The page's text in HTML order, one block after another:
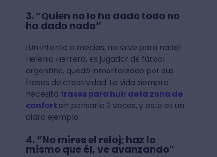
3. “Quien no lo ha dado todo no
ha dado nada”
¡Un intento a medias, no sirve para nada!
Helenio Herrera, ex jugador de fútbol
argentino, quedó inmortalizado por sus
frases de creatividad. La vida siempre
necesita frases para huir de la zona de
confort sin pensarlo 2 veces, y este es un
claro ejemplo.
4. “No mires el reloj; haz lo
mismo que él, ve avanzando”